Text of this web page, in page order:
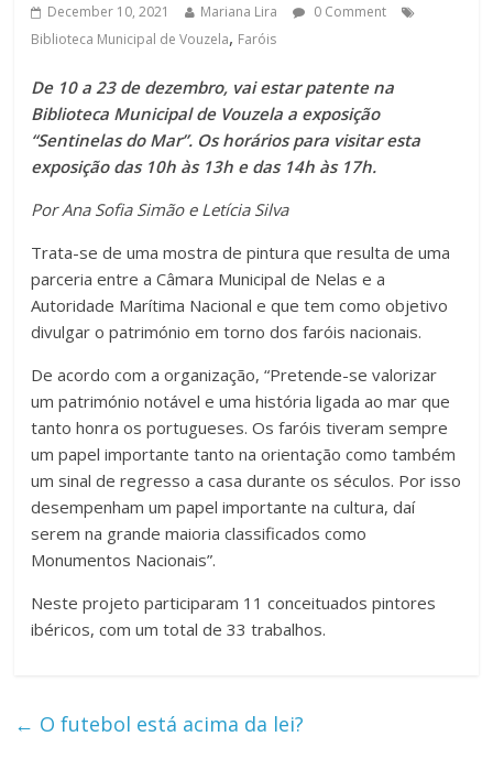
December 10, 2021 Mariana Lira
0 Comment
Biblioteca Municipal de Vouzela, Faróis
De 10 a 23 de dezembro, vai estar patente na
Biblioteca Municipal de Vouzela a exposição
“Sentinelas do Mar”. Os horários para visitar esta
exposição das 10h às 13h e das 14h às 17h.
Por Ana Sofia Simão e Letícia Silva
Trata-se de uma mostra de pintura que resulta de uma
parceria entre a Câmara Municipal de Nelas e a
Autoridade Marítima Nacional e que tem como objetivo
divulgar o património em torno dos faróis nacionais.
De acordo com a organização, “Pretende-se valorizar
um património notável e uma história ligada ao mar que
tanto honra os portugueses. Os faróis tiveram sempre
um papel importante tanto na orientação como também
um sinal de regresso a casa durante os séculos. Por isso
desempenham um papel importante na cultura, daí
serem na grande maioria classificados como
Monumentos Nacionais”.
Neste projeto participaram 11 conceituados pintores
ibéricos, com um total de 33 trabalhos.
← O futebol está acima da lei?